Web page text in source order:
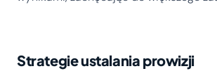
Strategie ustalania prowizji